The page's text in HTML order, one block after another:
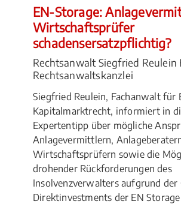
EN-Storage:
Wirtschaftsprüfer
schadensersatzpflichtig?
Rechtsanwalt Siegfried Reulein
Rechtsanwaltskanzlei
Siegfried Reulein, Fachanwalt für
Kapitalmarktrecht, informiert in
Expertentipp über mögliche
Anlagevermittlern,
Wirtschaftsprüfern sowie die
drohender Rückforderungen des
Insolvenzverwalters aufgrund
Direktinvestments der EN